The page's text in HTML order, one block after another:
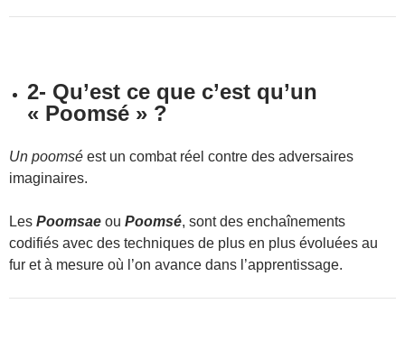
2- Qu’est ce que c’est qu’un
« Poomsé » ?
Un poomsé est un combat réel contre des adversaires
imaginaires.
Les Poomsae ou Poomsé, sont des enchaînements
codifiés avec des techniques de plus en plus évoluées au
fur et à mesure où l’on avance dans l’apprentissage.